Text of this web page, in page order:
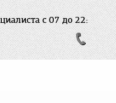
с 07 до 22: